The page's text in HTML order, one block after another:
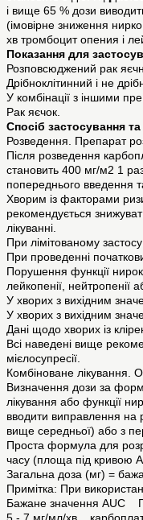
і вище 65 % дози
(імовірне зниження
хв тромбоцит опения і
Показання для
Розповсюджений рак
Дрібноклітинний і не
У комбінації з іншими
Рак яєчок.
Спосіб застосування
Розведення. Препарат
Після розведення
становить 400 мг/м2 1
попереднього введення
Хворим із факторами
рекомендується
лікуванні.
При лімітованому
При проведенні
Порушення функції
лейкопенії, нейтропенії
У хворих з вихідним
У хворих з вихідним
Дані щодо хворих із
Всі наведені вище
мієлосупресії.
Комбіноване лікування.
Визначення дози за
лікування або функції
вводити виправлення на
вище середньої) або з
Проста формула для
часу (площа під кривою
Загальна доза (мг) =
Примітка: При
Бажане значення AUC